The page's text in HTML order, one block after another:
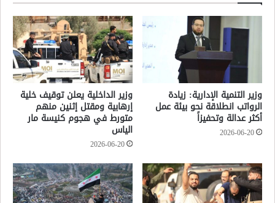
وزير التنمية الإدارية: زيادة
الرواتب انطلاقة نحو بيئة عمل
أكثر عدالة وتحفيزاً
2026-06-20
وزير الداخلية يعلن توقيف خلية
إرهابية ومقتل إثنين منهم
متورط في هجوم كنيسة مار
الياس
2026-06-20